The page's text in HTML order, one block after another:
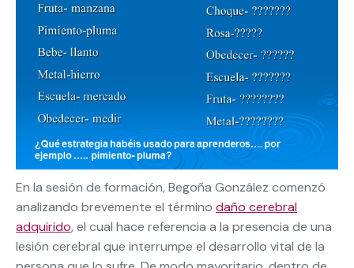
En la sesión de formación, Begoña González comenzó
analizando brevemente el término daño cerebral
adquirido, el cual hace referencia a la presencia de una
lesión cerebral que interrumpe el desarrollo vital de la